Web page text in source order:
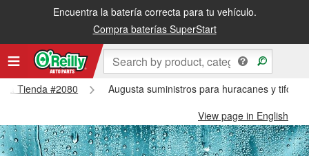
Encuentra la batería correcta para tu vehículo.
Compra baterías SuperStart
Tienda #2080
Augusta suministros para huracanes y
View page in English